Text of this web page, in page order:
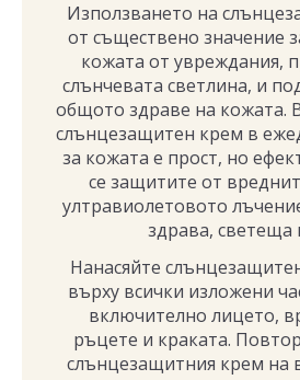
Използването на
от съществено значение
кожата от увреждания,
слънчевата светлина, и
общото здраве на кожата.
слънцезащитен крем в
за кожата е прост, но
се защитите от
ултравиолетовото
здрава, светеща
Нанасяйте
върху всички изложени
включително лицето,
ръцете и краката.
слънцезащитния крем на